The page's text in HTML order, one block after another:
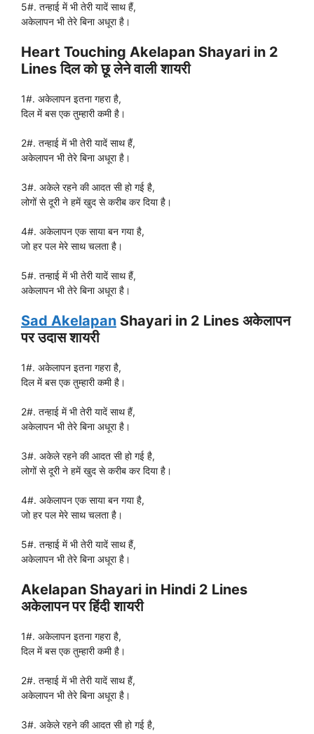
5#. तन्हाई में भी तेरी यादें साथ हैं,
अकेलापन भी तेरे बिना अधूरा है।
Heart Touching Akelapan Shayari in 2
Lines दिल को छू लेने वाली शायरी
1#. अकेलापन इतना गहरा है,
दिल में बस एक तुम्हारी कमी है।
2#. तन्हाई में भी तेरी यादें साथ हैं,
अकेलापन भी तेरे बिना अधूरा है।
3#. अकेले रहने की आदत सी हो गई है,
लोगों से दूरी ने हमें खुद से करीब कर दिया है।
4#. अकेलापन एक साया बन गया है,
जो हर पल मेरे साथ चलता है।
5#. तन्हाई में भी तेरी यादें साथ हैं,
अकेलापन भी तेरे बिना अधूरा है।
Sad Akelapan Shayari in 2 Lines अकेलापन
पर उदास शायरी
1#. अकेलापन इतना गहरा है,
दिल में बस एक तुम्हारी कमी है।
2#. तन्हाई में भी तेरी यादें साथ हैं,
अकेलापन भी तेरे बिना अधूरा है।
3#. अकेले रहने की आदत सी हो गई है,
लोगों से दूरी ने हमें खुद से करीब कर दिया है।
4#. अकेलापन एक साया बन गया है,
जो हर पल मेरे साथ चलता है।
5#. तन्हाई में भी तेरी यादें साथ हैं,
अकेलापन भी तेरे बिना अधूरा है।
Akelapan Shayari in Hindi 2 Lines
अकेलापन पर हिंदी शायरी
1#. अकेलापन इतना गहरा है,
दिल में बस एक तुम्हारी कमी है।
2#. तन्हाई में भी तेरी यादें साथ हैं,
अकेलापन भी तेरे बिना अधूरा है।
3#. अकेले रहने की आदत सी हो गई है,